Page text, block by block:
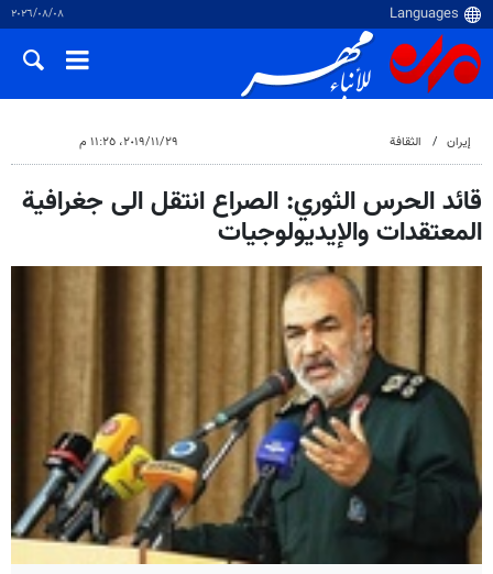
٠٨‏/٠٨‏/٢٠٢٦
إيران الثقافة ٢٩‏/١١‏/٢٠١٩، ١١:٢٥ م
قائد الحرس الثوري: الصراع انتقل الى جغرافية
المعتقدات والإيديولوجيات